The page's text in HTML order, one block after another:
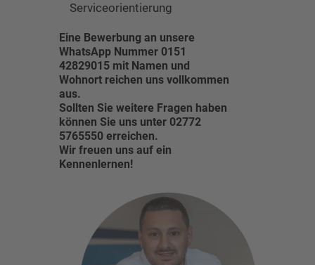
Serviceorientierung
Eine Bewerbung an unsere
WhatsApp Nummer 0151
42829015 mit Namen und
Wohnort reichen uns vollkommen
aus.
Sollten Sie weitere Fragen haben
können Sie uns unter 02772
5765550 erreichen.
Wir freuen uns auf ein
Kennenlernen!